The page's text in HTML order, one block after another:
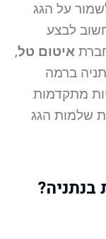
על הגג
לבצע
איטום טל,
ברמה
מתקדמות
שלמות הגג